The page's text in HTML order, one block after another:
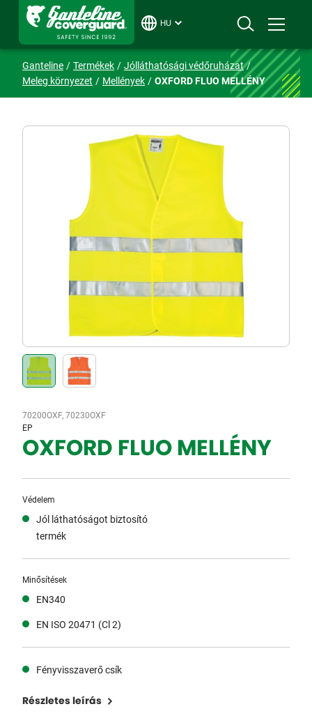
HU
Ganteline Termékek
Jólláthatósági védőruházat
Meleg környezet
Mellények OXFORD FLUO MELLÉNY
70200OXF, 70230OXF
EP
OXFORD FLUO MELLÉNY
Védelem
Jól láthatóságot biztosító
termék
Minősítések
EN340
EN ISO 20471 (Cl 2)
Fényvisszaverő csík
Részletes leírás